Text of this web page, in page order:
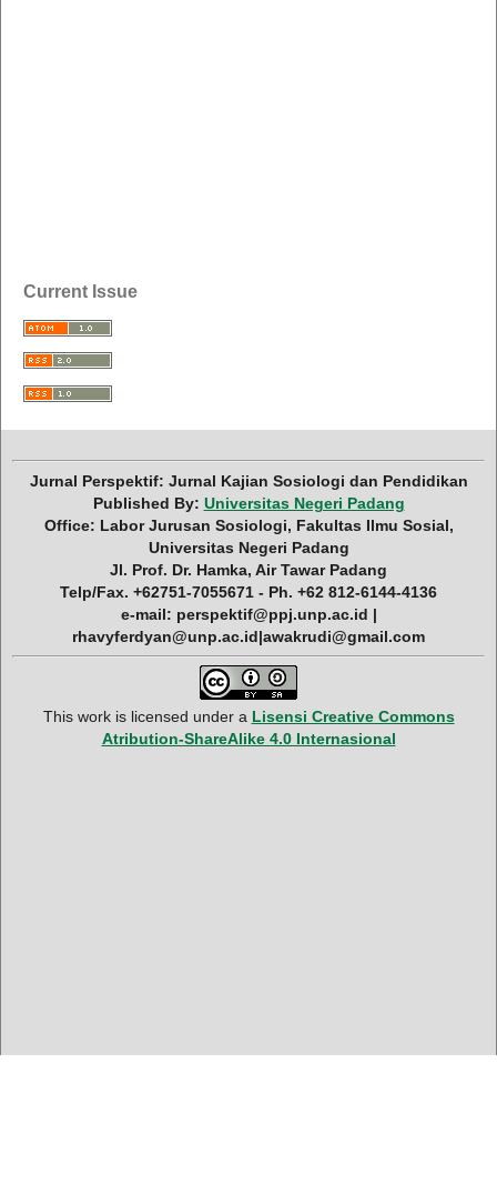
Current Issue
Jurnal Perspektif: Jurnal Kajian Sosiologi dan Pendidikan
Published By: Universitas Negeri Padang
Office: Labor Jurusan Sosiologi, Fakultas Ilmu Sosial,
Universitas Negeri Padang
Jl. Prof. Dr. Hamka, Air Tawar Padang
Telp/Fax. +62751-7055671 - Ph. +62 812-6144-4136
e-mail: perspektif@ppj.unp.ac.id |
rhavyferdyan@unp.ac.id|awakrudi@gmail.com
This work is licensed under a Lisensi Creative Commons
Atribution-ShareAlike 4.0 Internasional